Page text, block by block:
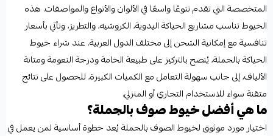
المتخصصة التي تقدم تنوعًا واسعًا في الألوان والأنواع والمواصفات. هذه
الخيوط تناسب مشاريع الحياكة اليدوية، الكروشيه، والتطريز، وتأتي بأسعار
تنافسية مع إمكانية الشحن إلى مختلف الدول العربية. عند شراء خيوط
الحياكة بالجملة، يُنصح بالتركيز على طبيعة الخامة ودرجة النعومة ومتانة
الألياف، إلى جانب سهولة التعامل مع الكميات الكبيرة، للحصول على نتائج
متقنة سواء للاستخدام التجاري أو المنزلي.
ما هي أفضل خيوط صوف بالجملة؟
اختيار مورد موثوق لخيوط الصوف بالجملة يُعد خطوة أساسية لمن يعمل في